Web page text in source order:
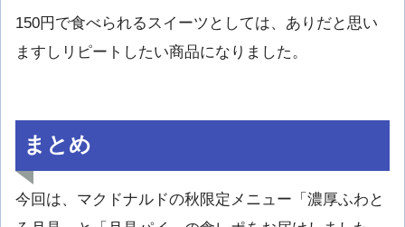
150円で食べられるスイーツとしては、ありだと思い
ますしリピートしたい商品になりました。
まとめ
今回は、マクドナルドの秋限定メニュー「濃厚ふわと